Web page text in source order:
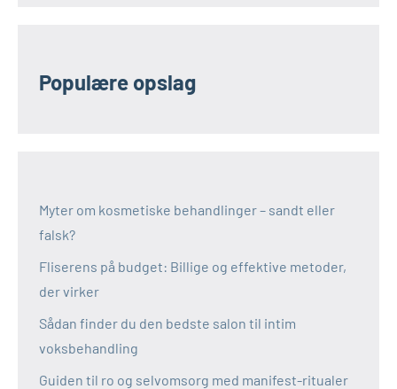
Populære opslag
Myter om kosmetiske behandlinger – sandt eller
falsk?
Fliserens på budget: Billige og effektive metoder,
der virker
Sådan finder du den bedste salon til intim
voksbehandling
Guiden til ro og selvomsorg med manifest-ritualer